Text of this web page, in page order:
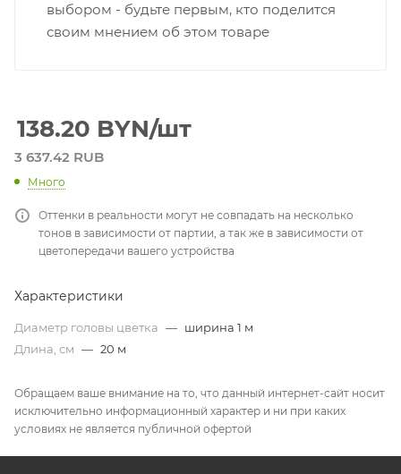
выбором - будьте первым, кто поделится
своим мнением об этом товаре
138.20 BYN/шт
3 637.42 RUB
Много
Оттенки в реальности могут не совпадать на несколько
тонов в зависимости от партии, а так же в зависимости от
цветопередачи вашего устройства
Характеристики
Диаметр головы цветка — ширина 1 м
Длина, см — 20 м
Обращаем ваше внимание на то, что данный интернет-сайт носит
исключительно информационный характер и ни при каких
условиях не является публичной офертой